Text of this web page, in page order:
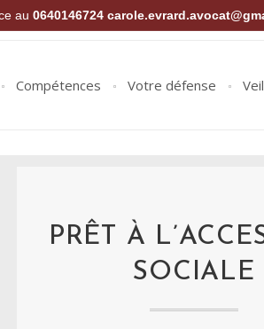
au 0640146724
Compétences Votre défense
PRÊT À
SOCIALE